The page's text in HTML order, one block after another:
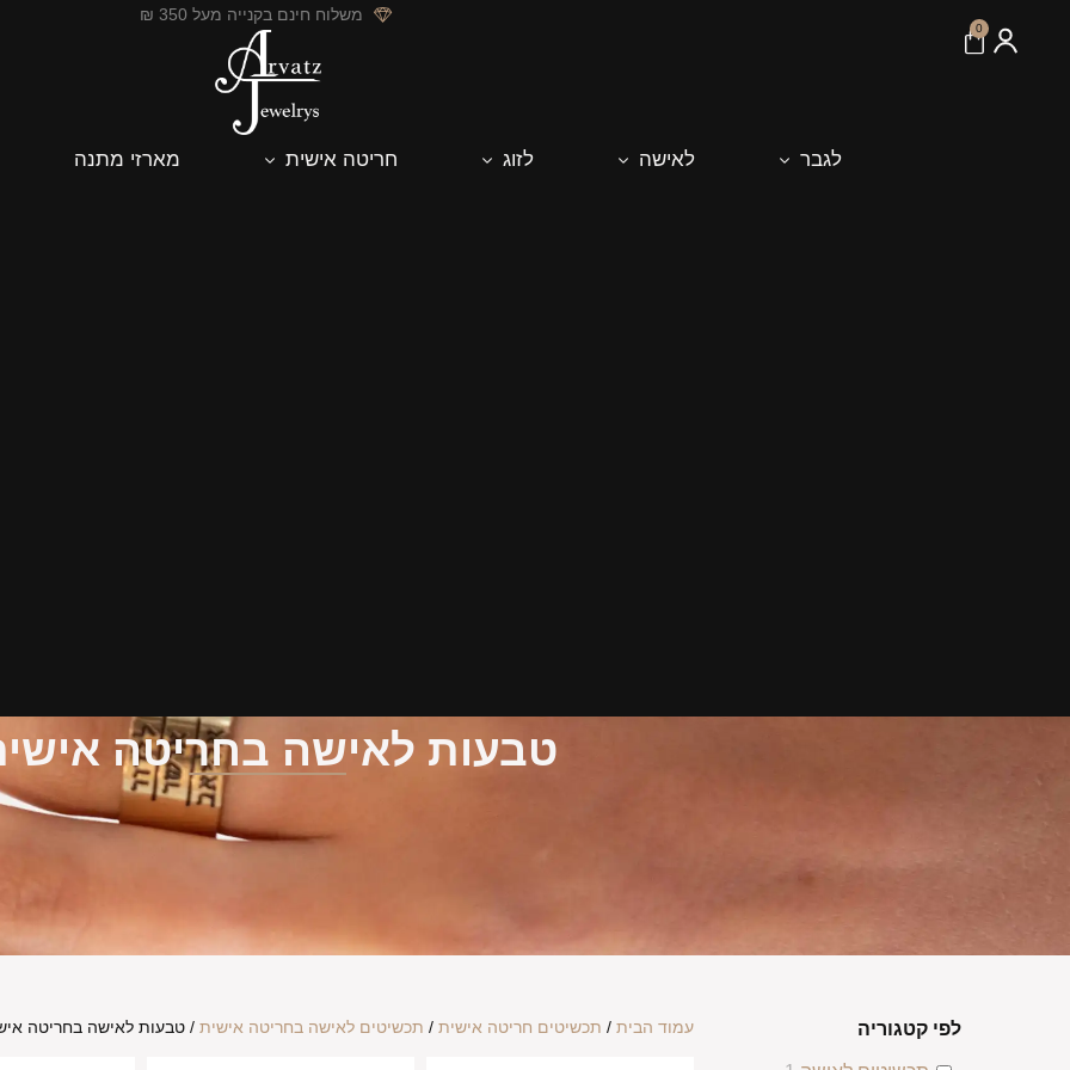
משלוח חינם בקנייה מעל 350 ₪
0
לגבר לאישה לזוג חריטה אישית מארזי מתנה
טבעות לאישה בחריטה
לפי קטגוריה עמוד הבית/ תכשיטים חריטה אישית/ תכשיטים לאישה בחריטה אישית/ טבעות לאישה בחריטה